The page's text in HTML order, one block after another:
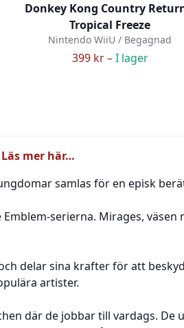
Donkey Kong Country
Tropical Freeze
Nintendo WiiU / Begagnad
399 kr –I lager
Läs mer här…
samlas för en episk
serierna. Mirages,
delar sina krafter för att
artister.
där de jobbar till vardags.